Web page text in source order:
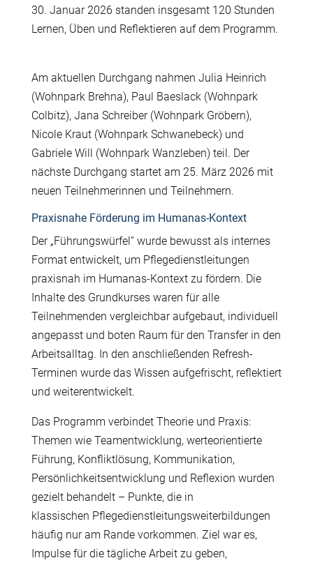
30. Januar 2026 standen insgesamt 120 Stunden
Lernen, Üben und Reflektieren auf dem Programm.
Am aktuellen Durchgang nahmen Julia Heinrich
(Wohnpark Brehna), Paul Baeslack (Wohnpark
Colbitz), Jana Schreiber (Wohnpark Gröbern),
Nicole Kraut (Wohnpark Schwanebeck) und
Gabriele Will (Wohnpark Wanzleben) teil. Der
nächste Durchgang startet am 25. März 2026 mit
neuen Teilnehmerinnen und Teilnehmern.
Praxisnahe Förderung im Humanas-Kontext
Der „Führungswürfel“ wurde bewusst als internes
Format entwickelt, um Pflegedienstleitungen
praxisnah im Humanas-Kontext zu fördern. Die
Inhalte des Grundkurses waren für alle
Teilnehmenden vergleichbar aufgebaut, individuell
angepasst und boten Raum für den Transfer in den
Arbeitsalltag. In den anschließenden Refresh-
Terminen wurde das Wissen aufgefrischt, reflektiert
und weiterentwickelt.
Das Programm verbindet Theorie und Praxis:
Themen wie Teamentwicklung, werteorientierte
Führung, Konfliktl ösung, Kommunikation,
Persönlichkeitsentwicklung und Reflexion wurden
gezielt behandelt – Punkte, die in
klassischen Pflegedienstleitungsweiterbildungen
häufig nur am Rande vorkommen. Ziel war es,
Impulse für die tägliche Arbeit zu geben,